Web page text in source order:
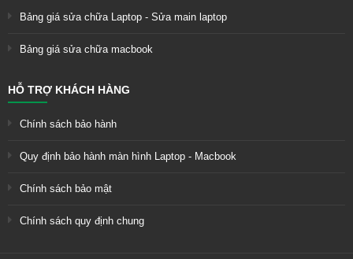
Bảng giá sửa chữa Laptop - Sửa main laptop
Bảng giá sửa chữa macbook
HỖ TRỢ KHÁCH HÀNG
Chính sách bảo hành
Quy định bảo hành màn hình Laptop - Macbook
Chính sách bảo mật
Chính sách quy định chung